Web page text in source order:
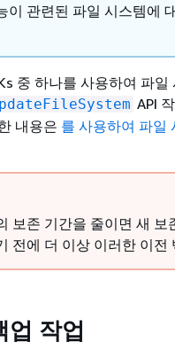
이 관련된 파일 시스템에
중 하나를 사용하여 파
API
내용은 를 사용하여 파일
보존 기간을 줄이면 새
전에 더 이상 이러한 이
업 작업